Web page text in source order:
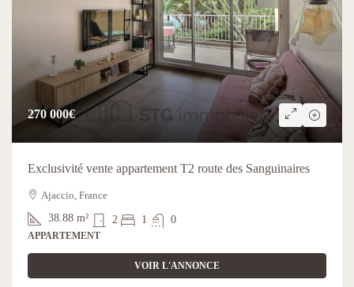
270 000€
Exclusivité vente appartement T2 route des Sanguinaires
Ajaccio, France
38.88 m² 2 1 0
APPARTEMENT
VOIR L'ANNONCE